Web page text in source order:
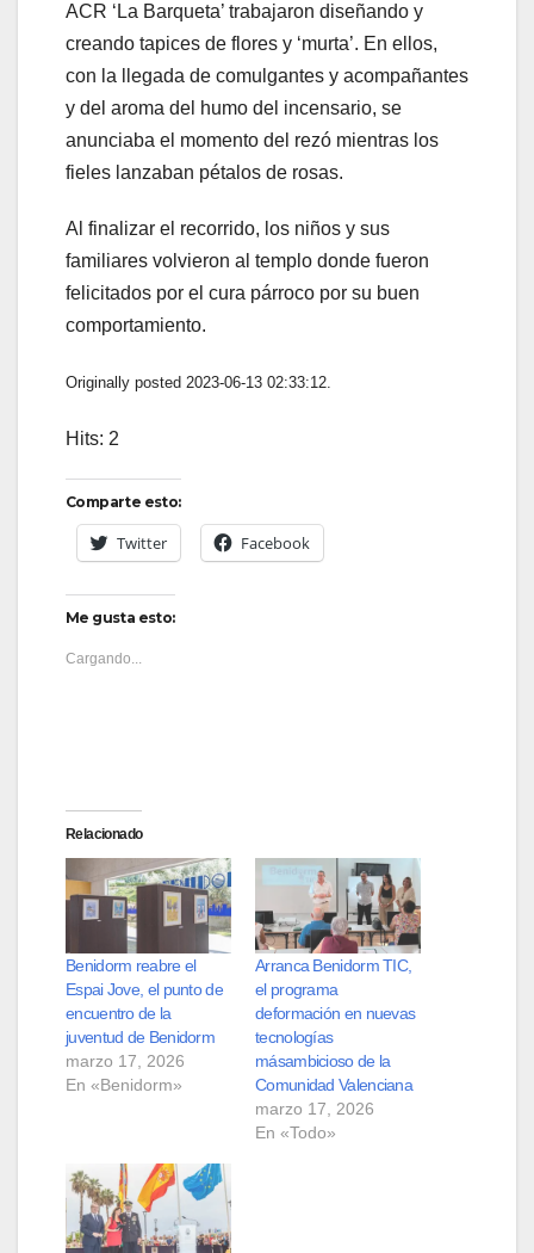
ACR ‘La Barqueta’ trabajaron diseñando y
creando tapices de flores y ‘murta’. En ellos,
con la llegada de comulgantes y acompañantes
y del aroma del humo del incensario, se
anunciaba el momento del rezó mientras los
fieles lanzaban pétalos de rosas.
Al finalizar el recorrido, los niños y sus
familiares volvieron al templo donde fueron
felicitados por el cura párroco por su buen
comportamiento.
Originally posted 2023-06-13 02:33:12.
Hits: 2
Comparte esto:
Twitter Facebook
Me gusta esto:
Cargando...
Relacionado
Benidorm reabre el
Espai Jove, el punto de
encuentro de la
juventud de Benidorm
marzo 17, 2026
En «Benidorm»
Arranca Benidorm TIC,
el programa
deformación en nuevas
tecnologías
másambicioso de la
Comunidad Valenciana
marzo 17, 2026
En «Todo»